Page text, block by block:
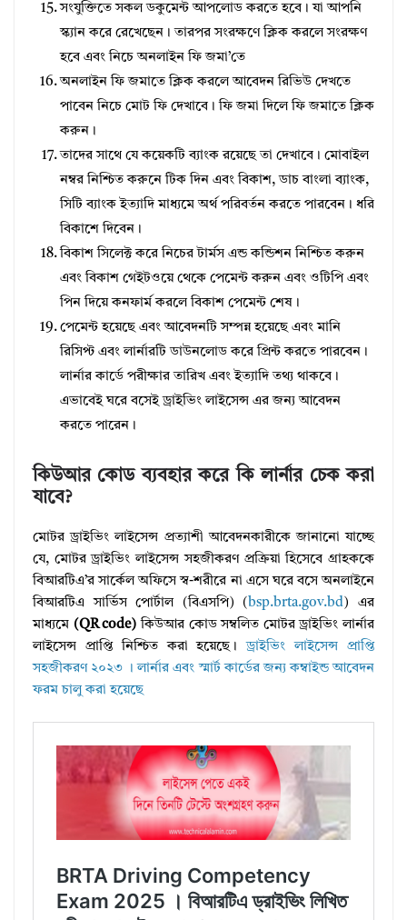
সংযুক্তিতে সকল ডকুমেন্ট আপলোড করতে হবে। যা আপনি
স্ক্যান করে রেখেছেন। তারপর সংরক্ষণে ক্লিক করলে সংরক্ষণ
হবে এবং নিচে অনলাইন ফি জমা’তে
অনলাইন ফি জমাতে ক্লিক করলে আবেদন রিভিউ দেখতে
পাবেন নিচে মোট ফি দেখাবে। ফি জমা দিলে ফি জমাতে ক্লিক
করুন।
তাদের সাথে যে কয়েকটি ব্যাংক রয়েছে তা দেখাবে। মোবাইল
নম্বর নিশ্চিত করুনে টিক দিন এবং বিকাশ, ডাচ বাংলা ব্যাংক,
সিটি ব্যাংক ইত্যাদি মাধ্যমে অর্থ পরিবর্তন করতে পারবেন। ধরি
বিকাশে দিবেন।
বিকাশ সিলেক্ট করে নিচের টার্মস এন্ড কন্ডিশন নিশ্চিত করুন
এবং বিকাশ গেইটওয়ে থেকে পেমেন্ট করুন এবং ওটিপি এবং
পিন দিয়ে কনফার্ম করলে বিকাশ পেমেন্ট শেষ।
পেমেন্ট হয়েছে এবং আবেদনটি সম্পন্ন হয়েছে এবং মানি
রিসিপ্ট এবং লার্নারটি ডাউনলোড করে প্রিন্ট করতে পারবেন।
লার্নার কার্ডে পরীক্ষার তারিখ এবং ইত্যাদি তথ্য থাকবে।
এভাবেই ঘরে বসেই ড্রাইভিং লাইসেন্স এর জন্য আবেদন
করতে পারেন।
কিউআর কোড ব্যবহার করে কি লার্নার চেক করা
যাবে?
মোটর ড্রাইভিং লাইসেন্স প্রত্যাশী আবেদনকারীকে জানানো যাচ্ছে
যে, মোটর ড্রাইভিং লাইসেন্স সহজীকরণ প্রক্রিয়া হিসেবে গ্রাহককে
বিআরটিএ’র সার্কেল অফিসে স্ব-শরীরে না এসে ঘরে বসে অনলাইনে
বিআরটিএ সার্ভিস পোর্টাল (বিএসপি) ( bsp.brta.gov.bd) এর
মাধ্যমে (QR code) কিউআর কোড সম্বলিত মোটর ড্রাইভিং লার্নার
লাইসেন্স প্রাপ্তি নিশ্চিত করা হয়েছে।ড্রাইভিং লাইসেন্স প্রাপ্তি
সহজীকরণ ২০২৩ । লার্নার এবং স্মার্ট কার্ডের জন্য কম্বাইন্ড আবেদন
ফরম চালু করা হয়েছে